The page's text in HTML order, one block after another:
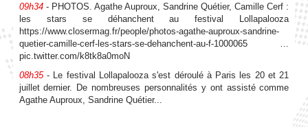
09h34- PHOTOS. Agathe Auproux, Sandrine Quétier, Camille Cerf :
les stars se déhanchent au festival Lollapalooza
https://www.closermag.fr/people/photos-agathe-auproux-sandrine-
quetier-camille-cerf-les-stars-se-dehanchent-au-f-1000065 …
pic.twitter.com/k8tk8a0moN
08h35- Le festival Lollapalooza s'est déroulé à Paris les 20 et 21
juillet dernier. De nombreuses personnalités y ont assisté comme
Agathe Auproux, Sandrine Quétier...